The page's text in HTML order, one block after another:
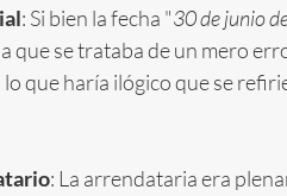
: Si bien la fecha "30 de junio
que se trataba de un mero
que haría ilógico que se
: La arrendataria era